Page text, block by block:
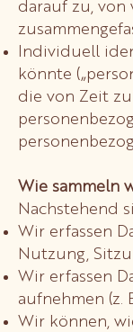
darauf zu, von
Individuell
könnte
die von Zeit
Wie sammeln
Nachstehend
Wir erfassen
Nutzung,
Wir erfassen
aufnehmen (z.
Wir können,